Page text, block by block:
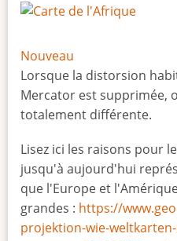
Nouveau
Lorsque la distorsion
Mercator est supprimée,
totalement différente.
Lisez ici les raisons pour
jusqu'à aujourd'hui
que l'Europe et
grandes : https://
projektion-wie-